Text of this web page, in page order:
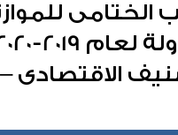
الختامى
الاقتصادى